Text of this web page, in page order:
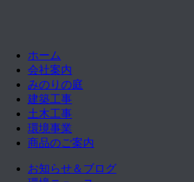
ホーム
会社案内
みのりの庭
建築工事
土木工事
環境事業
商品のご案内
お知らせ＆ブログ